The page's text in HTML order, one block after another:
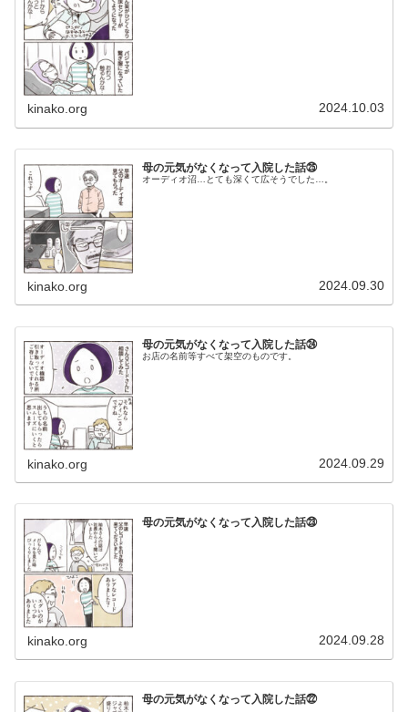
kinako.org 2024.10.03
母の元気がなくなって入院した話㉕
オーディオ沼…とても深くて広そうでした…。
kinako.org 2024.09.30
母の元気がなくなって入院した話㉔
お店の名前等すべて架空のものです。
kinako.org 2024.09.29
母の元気がなくなって入院した話㉓
kinako.org 2024.09.28
母の元気がなくなって入院した話㉒